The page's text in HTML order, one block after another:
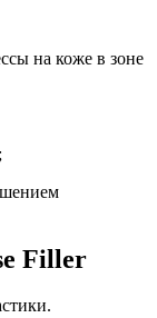
на коже в зоне
Filler